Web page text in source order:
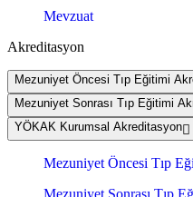
Mevzuat
Akreditasyon
Mezuniyet Öncesi Tıp Eğitimi
Mezuniyet Sonrası Tıp Eğitimi
YÖKAK Kurumsal Akreditasyon
Mezuniyet Öncesi Tıp